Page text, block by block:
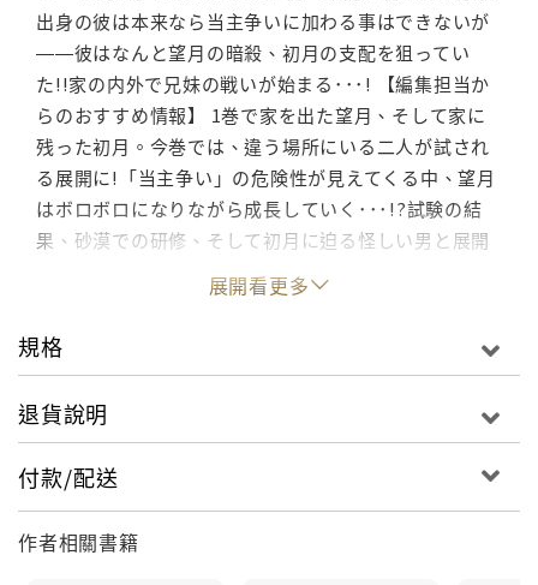
出身の彼は本来なら当主争いに加わる事はできないが
――彼はなんと望月の暗殺、初月の支配を狙ってい
た!!家の内外で兄妹の戦いが始まる･･･! 【編集担当か
らのおすすめ情報】 1巻で家を出た望月、そして家に
残った初月。今巻では、違う場所にいる二人が試され
る展開に!「当主争い」の危険性が見えてくる中、望月
はボロボロになりながら成長していく･･･!?試験の結
果、砂漠での研修、そして初月に迫る怪しい男と展開
盛り沢山の今巻 お楽しみください!
展開看更多
規格
退貨說明
付款/配送
作者相關書籍